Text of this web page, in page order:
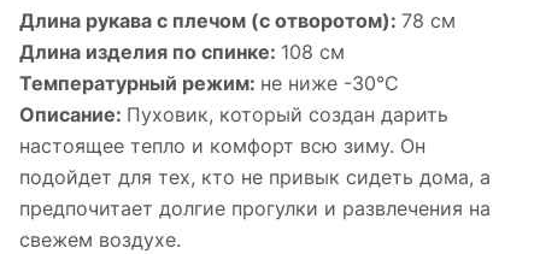
Длина рукава с плечом (с отворотом): 78 см
Длина изделия по спинке: 108 см
Температурный режим: не ниже -30°С
Описание: Пуховик, который создан дарить
настоящее тепло и комфорт всю зиму. Он
подойдет для тех, кто не привык сидеть дома, а
предпочитает долгие прогулки и развлечения на
свежем воздухе.